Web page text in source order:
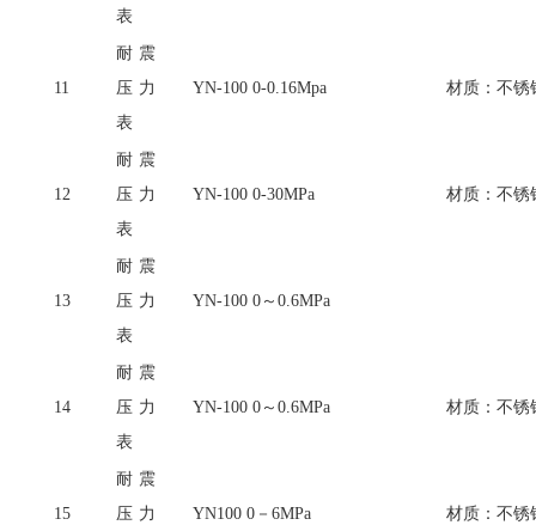
表
11
耐震
压力
表
YN-100 0-0.16Mpa 材质：不锈
12
耐震
压力
表
YN-100 0-30MPa 材质：不锈
13
耐震
压力
表
YN-100 0～0.6MPa
14
耐震
压力
表
YN-100 0～0.6MPa 材质：不锈
15
耐震
压力
YN100 0－6MPa 材质：不锈